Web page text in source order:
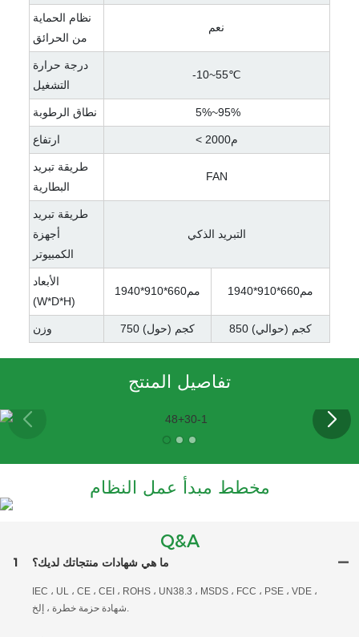
نظام الحماية
من الحرائق
نعم
درجة حرارة
التشغيل
-10~55℃
نطاق الرطوبة 5%~95%
ارتفاع < م2000
طريقة تبريد
البطارية
FAN
طريقة تبريد
أجهزة
الكمبيوتر
التبريد الذكي
الأبعاد
(W*D*H)
مم660*910*1940 مم660*910*1940
وزن 750 كجم (حول) 850 كجم (حوالي)
تفاصيل المنتج
مخطط مبدأ عمل النظام
Q&A
1 ما هي شهادات منتجاتك لديك؟
IEC ، UL ، CE ، CEI ، ROHS ، UN38.3 ، MSDS ، FCC ، PSE ، VDE ،
شهادة حزمة خطرة ، إلخ.